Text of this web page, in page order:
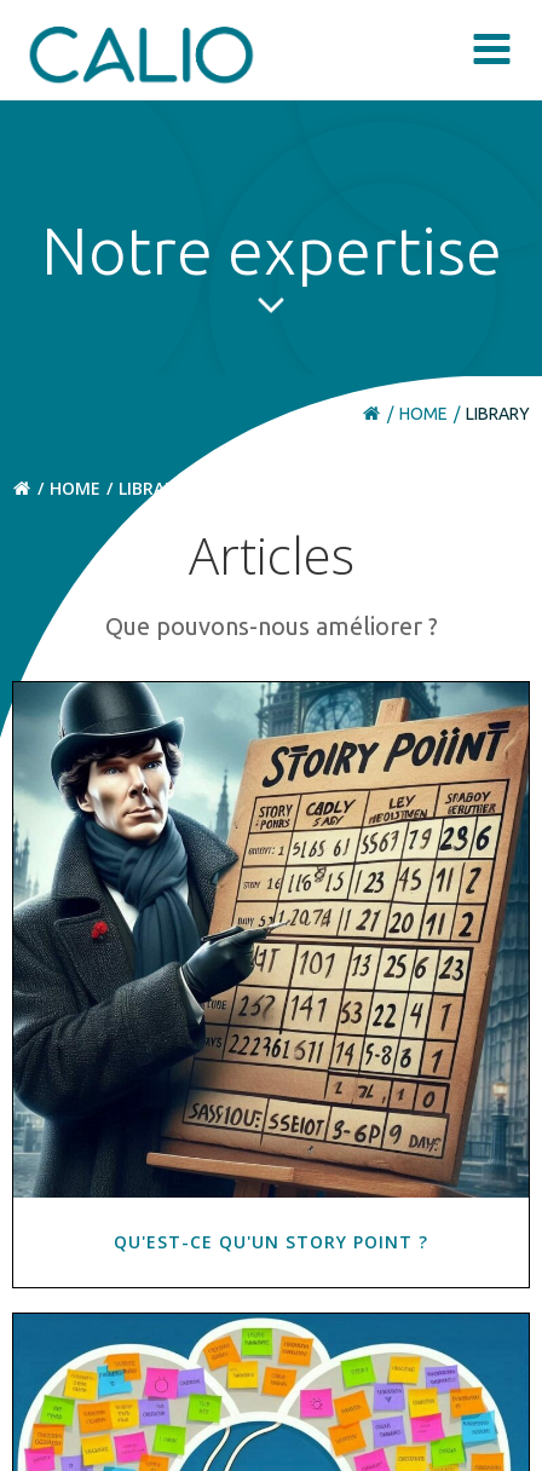
Notre expertise
HOME LIBRARY
HOME LIBRARY
Articles
Que pouvons-nous améliorer ?
QU'EST-CE QU'UN STORY POINT ?